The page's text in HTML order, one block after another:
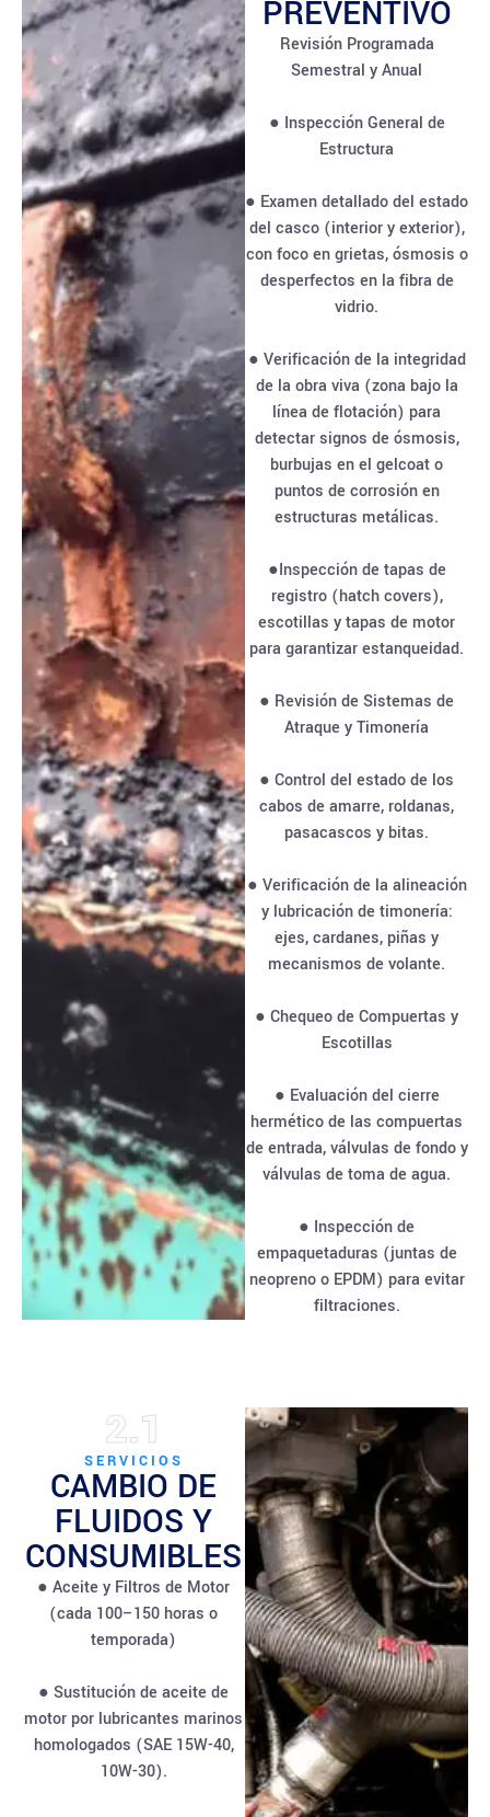
PREVENTIVO
Revisión Programada
Semestral y Anual
● Inspección General de
Estructura
● Examen detallado del estado
del casco (interior y exterior),
con foco en grietas, ósmosis o
desperfectos en la fibra de
vidrio.
● Verificación de la integridad
de la obra viva (zona bajo la
línea de flotación) para
detectar signos de ósmosis,
burbujas en el gelcoat o
puntos de corrosión en
estructuras metálicas.
●Inspección de tapas de
registro (hatch covers),
escotillas y tapas de motor
para garantizar estanqueidad.
● Revisión de Sistemas de
Atraque y Timonería
● Control del estado de los
cabos de amarre, roldanas,
pasacascos y bitas.
● Verificación de la alineación
y lubricación de timonería:
ejes, cardanes, piñas y
mecanismos de volante.
● Chequeo de Compuertas y
Escotillas
● Evaluación del cierre
hermético de las compuertas
de entrada, válvulas de fondo y
válvulas de toma de agua.
● Inspección de
empaquetaduras (juntas de
neopreno o EPDM) para evitar
filtraciones.
2.1
SERVICIOS
CAMBIO DE
FLUIDOS Y
CONSUMIBLES
● Aceite y Filtros de Motor
(cada 100–150 horas o
temporada)
● Sustitución de aceite de
motor por lubricantes marinos
homologados (SAE 15W-40,
10W-30).